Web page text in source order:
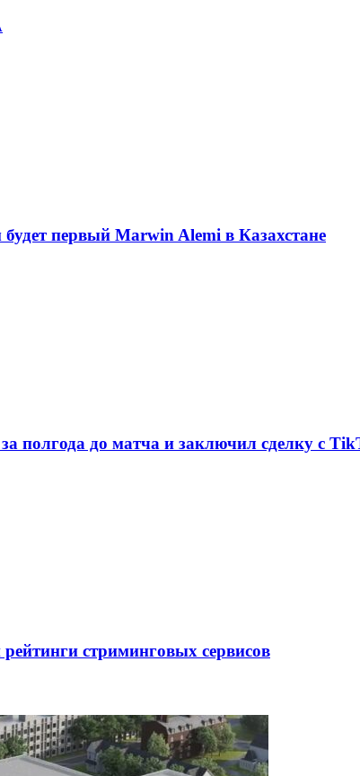
первый Marwin Alemi в Казахстане
полгода до матча и заключил сделку с
стриминговых сервисов